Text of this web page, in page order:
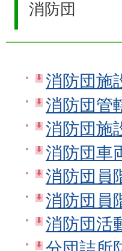
消防団
消防団施
消防団管
消防団施
消防団車
消防団員
消防団員
消防団活